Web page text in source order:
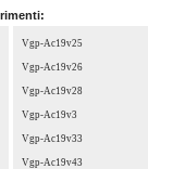
Vgp-Ac19v25
Vgp-Ac19v26
Vgp-Ac19v28
Vgp-Ac19v3
Vgp-Ac19v33
Vgp-Ac19v43